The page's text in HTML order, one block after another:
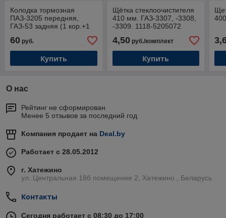
Колодка тормозная
ПАЗ-3205 передняя,
ГАЗ-53 задняя (1 кор.+1
60 руб.
Купить
Щётка стеклоочистителя
410 мм. ГАЗ-3307, -3308,
-3309. 1118-5205072
4,50руб./комплект
Купить
О нас
Рейтинг не сформирован
Менее 5 отзывов за последний год
Компания продает на Deal.by
Работает с 28.05.2012
г. Хатежино
ул. Центральная 18б помещение 2, Хатежино , Беларусь
Контакты
Сегодня работает с 08:30 до 17:00